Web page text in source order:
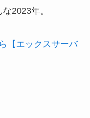
2023年。
【エックスサーバ